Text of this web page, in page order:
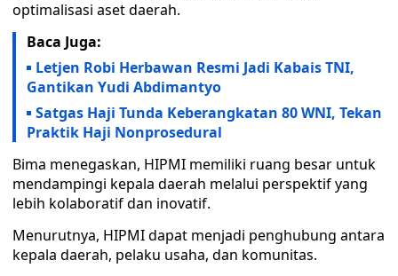
optimalisasi aset daerah.
Baca Juga:
Letjen Robi Herbawan Resmi Jadi Kabais TNI,
Gantikan Yudi Abdimantyo
Satgas Haji Tunda Keberangkatan 80 WNI, Tekan
Praktik Haji Nonprosedural
Bima menegaskan, HIPMI memiliki ruang besar untuk
mendampingi kepala daerah melalui perspektif yang
lebih kolaboratif dan inovatif.
Menurutnya, HIPMI dapat menjadi penghubung antara
kepala daerah, pelaku usaha, dan komunitas.